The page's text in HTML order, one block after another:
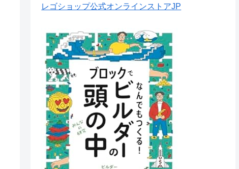
レゴショップ公式オンラインストアJP